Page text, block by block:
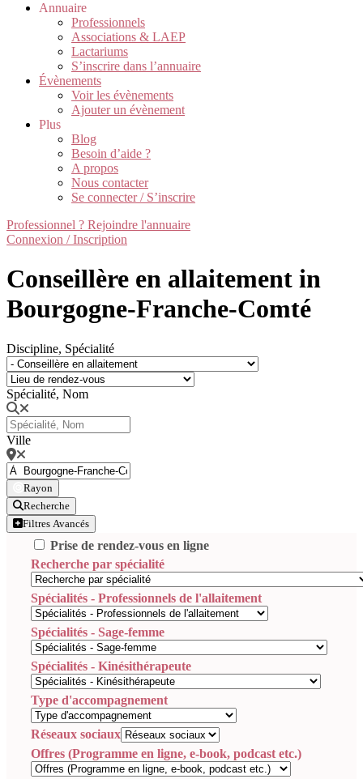
Annuaire
Professionnels
Associations & LAEP
Lactariums
S’inscrire dans l’annuaire
Évènements
Voir les évènements
Ajouter un évènement
Plus
Blog
Besoin d’aide ?
A propos
Nous contacter
Se connecter / S’inscrire
Professionnel ? Rejoindre l'annuaire
Connexion / Inscription
Conseillère en allaitement in
Bourgogne-Franche-Comté
Discipline, Spécialité
Spécialité, Nom
Ville
Rayon
Recherche
Filtres Avancés
Prise de rendez-vous en ligne
Recherche par spécialité
Spécialités - Professionnels de l'allaitement
Spécialités - Sage-femme
Spécialités - Kinésithérapeute
Type d'accompagnement
Réseaux sociaux
Offres (Programme en ligne, e-book, podcast etc.)